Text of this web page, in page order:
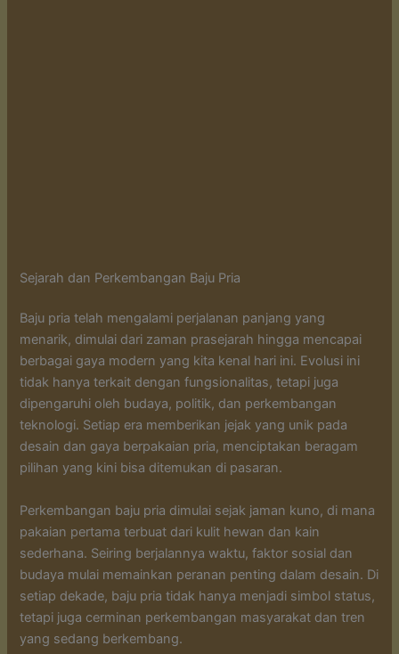
Sejarah dan Perkembangan Baju Pria
Baju pria telah mengalami perjalanan panjang yang
menarik, dimulai dari zaman prasejarah hingga mencapai
berbagai gaya modern yang kita kenal hari ini. Evolusi ini
tidak hanya terkait dengan fungsionalitas, tetapi juga
dipengaruhi oleh budaya, politik, dan perkembangan
teknologi. Setiap era memberikan jejak yang unik pada
desain dan gaya berpakaian pria, menciptakan beragam
pilihan yang kini bisa ditemukan di pasaran.
Perkembangan baju pria dimulai sejak jaman kuno, di mana
pakaian pertama terbuat dari kulit hewan dan kain
sederhana. Seiring berjalannya waktu, faktor sosial dan
budaya mulai memainkan peranan penting dalam desain. Di
setiap dekade, baju pria tidak hanya menjadi simbol status,
tetapi juga cerminan perkembangan masyarakat dan tren
yang sedang berkembang.